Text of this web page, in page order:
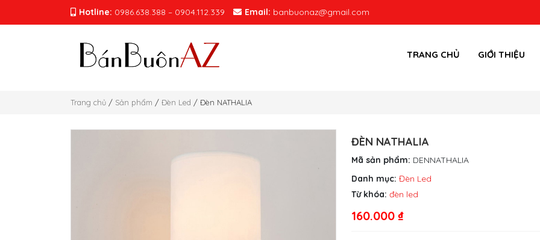
Hotline: 0986.638.388 – 0904.112.339 Email: banbuonaz@gmail.com
TRANG CHỦ GIỚI THIỆU
Trang chủ / Sản phẩm / Đèn Led / Đèn NATHALIA
ĐÈN NATHALIA
Mã sản phẩm: DENNATHALIA
Danh mục: Đèn Led
Từ khóa: đèn led
160.000 ₫